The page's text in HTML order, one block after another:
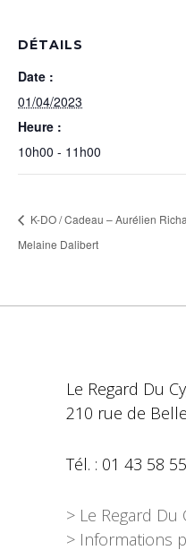
DÉTAILS
Date :
01/04/2023
Heure :
10h00 - 11h00
K-DO / Cadeau – Aurélien
Melaine Dalibert
Le Regard Du
210 rue de
Tél. : 01 43 58
> Le Regard Du
> Informations